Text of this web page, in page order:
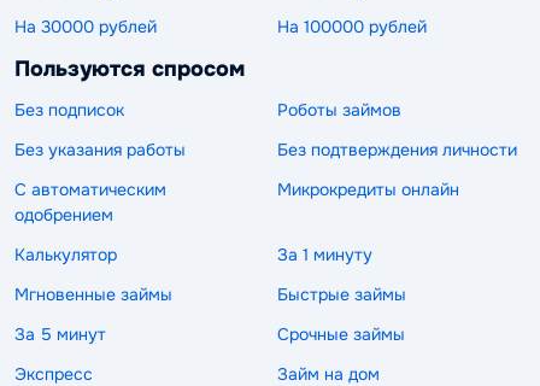
На 30000 рублей
На 100000 рублей
Пользуются спросом
Без подписок
Роботы займов
Без указания работы
Без подтверждения личности
С автоматическим
одобрением
Микрокредиты онлайн
Калькулятор
За 1 минуту
Мгновенные займы
Быстрые займы
За 5 минут
Срочные займы
Экспресс
Займ на дом